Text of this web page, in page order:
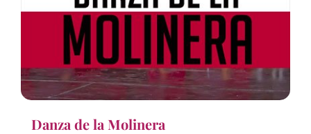
Danza de la Molinera